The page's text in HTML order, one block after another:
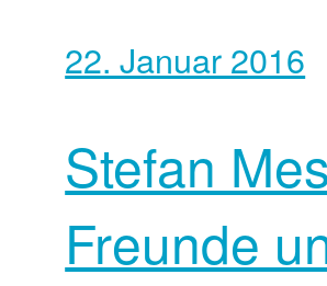
22. Januar 2016
Stefan
Freunde